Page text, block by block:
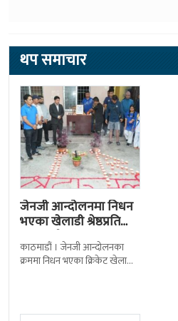
थप समाचार
जेनजी आन्दोलनमा निधन
भएका खेलाडी श्रेष्ठप्रति
श्रद्धाञ्जली
काठमाडौं । जेनजी आन्दोलनका
क्रममा निधन भएका क्रिकेट खेलाडी